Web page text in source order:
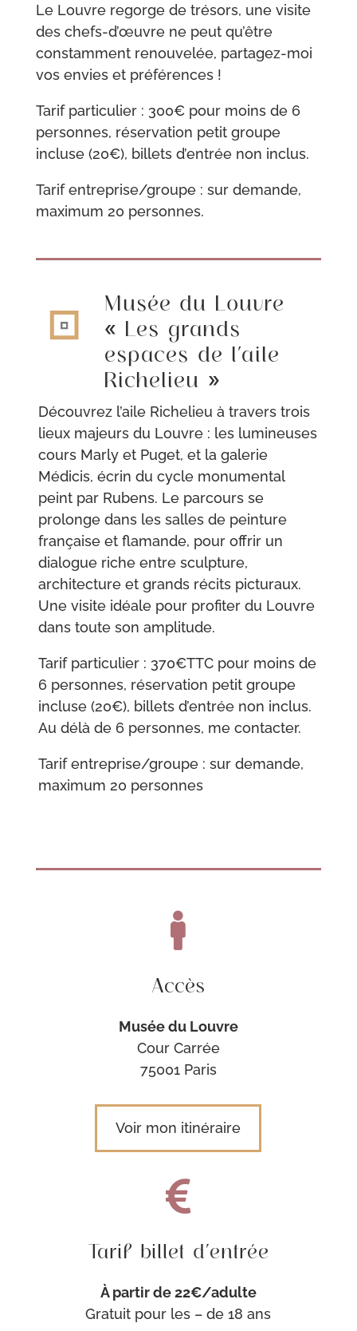
Le Louvre regorge de trésors, une visite
des chefs-d’œuvre ne peut qu’être
constamment renouvelée, partagez-moi
vos envies et préférences !
Tarif particulier : 300€ pour moins de 6
personnes, réservation petit groupe
incluse (20€), billets d’entrée non inclus.
Tarif entreprise/groupe : sur demande,
maximum 20 personnes.
Musée du Louvre
« Les grands
espaces de l’aile
Richelieu »
Découvrez l’aile Richelieu à travers trois
lieux majeurs du Louvre : les lumineuses
cours Marly et Puget, et la galerie
Médicis, écrin du cycle monumental
peint par Rubens. Le parcours se
prolonge dans les salles de peinture
française et flamande, pour offrir un
dialogue riche entre sculpture,
architecture et grands récits picturaux.
Une visite idéale pour profiter du Louvre
dans toute son amplitude.
Tarif particulier : 370€TTC pour moins de
6 personnes, réservation petit groupe
incluse (20€), billets d’entrée non inclus.
Au délà de 6 personnes, me contacter.
Tarif entreprise/groupe : sur demande,
maximum 20 personnes

Accès
Musée du Louvre
Cour Carrée
75001 Paris
Voir mon itinéraire

Tarif billet d’entrée
Àpartir de 22€/adulte
Gratuit pour les – de 18 ans